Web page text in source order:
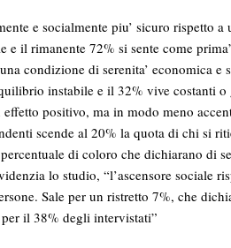
e socialmente piu’ sicuro rispetto a
e il rimanente 72% si sente come
condizione di serenita’ economica e
instabile e il 32% vive costanti o
positivo, ma in modo meno
scende al 20% la quota di chi si
di coloro che dichiarano di
lo studio, “l’ascensore sociale
Sale per un ristretto 7%, che
il 38% degli intervistati”